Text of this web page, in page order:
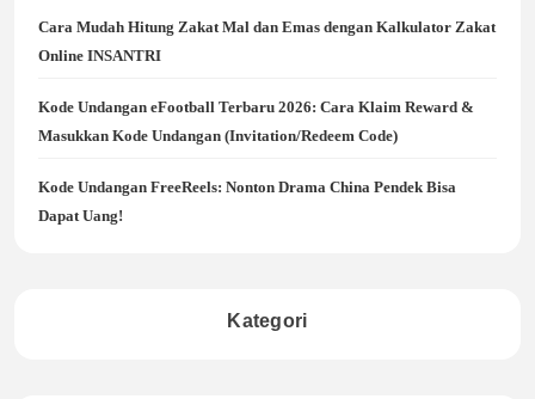
Cara Mudah Hitung Zakat Mal dan Emas dengan Kalkulator Zakat
Online INSANTRI
Kode Undangan eFootball Terbaru 2026: Cara Klaim Reward &
Masukkan Kode Undangan (Invitation/Redeem Code)
Kode Undangan FreeReels: Nonton Drama China Pendek Bisa
Dapat Uang!
Kategori